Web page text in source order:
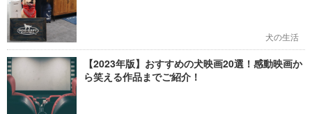
犬の生活
【2023年版】おすすめの犬映画20選！感動映画か
ら笑える作品までご紹介！